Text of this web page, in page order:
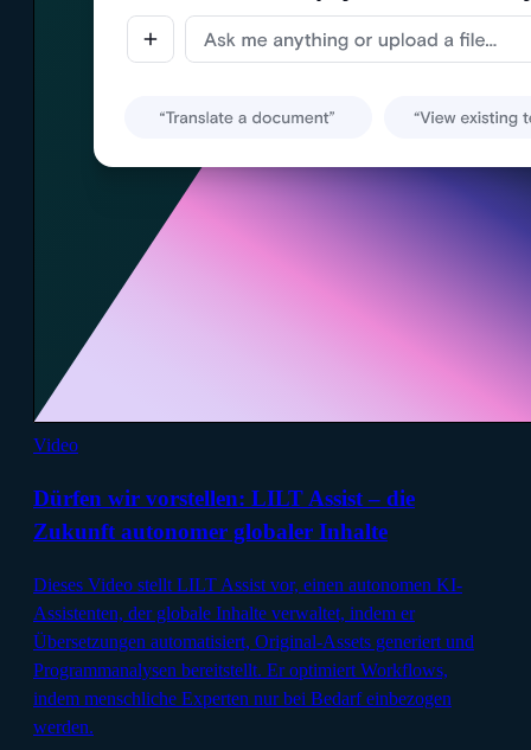
Video
Dürfen wir vorstellen: LILT Assist – die
Zukunft autonomer globaler Inhalte
Dieses Video stellt LILT Assist vor, einen autonomen KI-
Assistenten, der globale Inhalte verwaltet, indem er
Übersetzungen automatisiert, Original-Assets generiert und
Programmanalysen bereitstellt. Er optimiert Workflows,
indem menschliche Experten nur bei Bedarf einbezogen
werden.